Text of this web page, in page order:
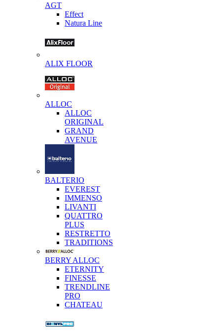
AGT
Effect
Natura Line
ALIX FLOOR
ALLOC
ALLOC
ORIGINAL
GRAND
AVENUE
BALTERIO
EVEREST
IMMENSO
LIVANTI
QUATTRO
PLUS
RESTRETTO
TRADITIONS
BERRY ALLOC
ETERNITY
FINESSE
TRENDLINE
PRO
CHATEAU